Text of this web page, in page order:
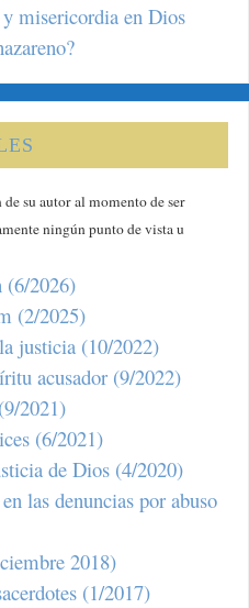
misericordia en Dios
su autor al momento de ser
ningún punto de vista u
2026)
(2/2025)
justicia (10/2022)
acusador (9/2022)
2021)
(6/2021)
de Dios (4/2020)
las denuncias por abuso
2018)
(1/2017)